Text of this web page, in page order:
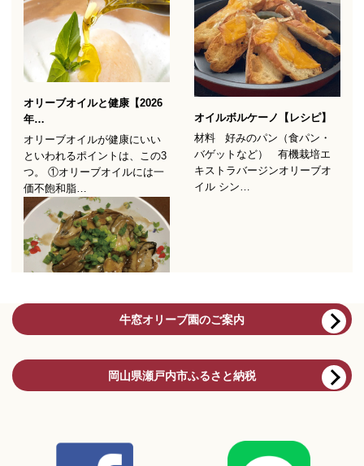
牛窓オリーブ園のご案内
岡山県瀬戸内市ふるさと納税